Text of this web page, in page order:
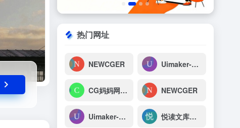
热门网址
NEWCGER Uimaker-专注于UI设计
CG妈妈网-高清实拍视频_轻轻一搜，素材到手 NEWCGER
Uimaker-专注于UI设计 悦读文库系统